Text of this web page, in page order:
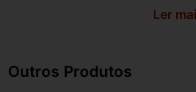
Ler
Outros Produtos